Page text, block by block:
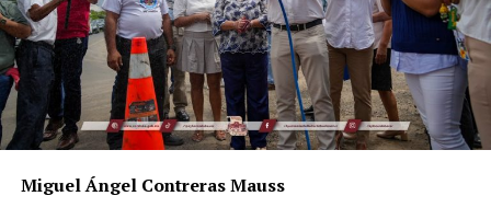
Al evento acudieron el alcalde de Córdoba, Manuel
Alonso Cerezo; la síndica única, Irene Sedas González;
integrantes del Cabildo, así como la directora del DIF
Municipal, Luz del Carmen Lezama Rodríguez, y la
coordinadora de Bienestar Social, Dennis Araceli Lira
Tosqui.
También participaron Lisset Dalila Rojas Moreno,
Miguel Ángel Contreras Mauss